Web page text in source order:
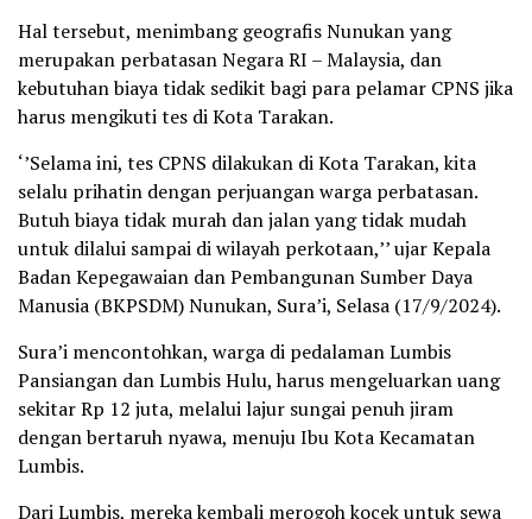
Hal tersebut, menimbang geografis Nunukan yang
merupakan perbatasan Negara RI – Malaysia, dan
kebutuhan biaya tidak sedikit bagi para pelamar CPNS jika
harus mengikuti tes di Kota Tarakan.
‘’Selama ini, tes CPNS dilakukan di Kota Tarakan, kita
selalu prihatin dengan perjuangan warga perbatasan.
Butuh biaya tidak murah dan jalan yang tidak mudah
untuk dilalui sampai di wilayah perkotaan,’’ ujar Kepala
Badan Kepegawaian dan Pembangunan Sumber Daya
Manusia (BKPSDM) Nunukan, Sura’i, Selasa (17/9/2024).
Sura’i mencontohkan, warga di pedalaman Lumbis
Pansiangan dan Lumbis Hulu, harus mengeluarkan uang
sekitar Rp 12 juta, melalui lajur sungai penuh jiram
dengan bertaruh nyawa, menuju Ibu Kota Kecamatan
Lumbis.
Dari Lumbis, mereka kembali merogoh kocek untuk sewa